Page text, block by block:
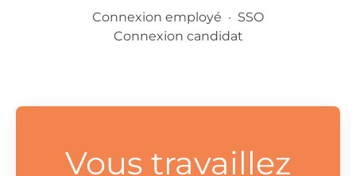
Connexion employé · SSO
Connexion candidat
Vous travaillez